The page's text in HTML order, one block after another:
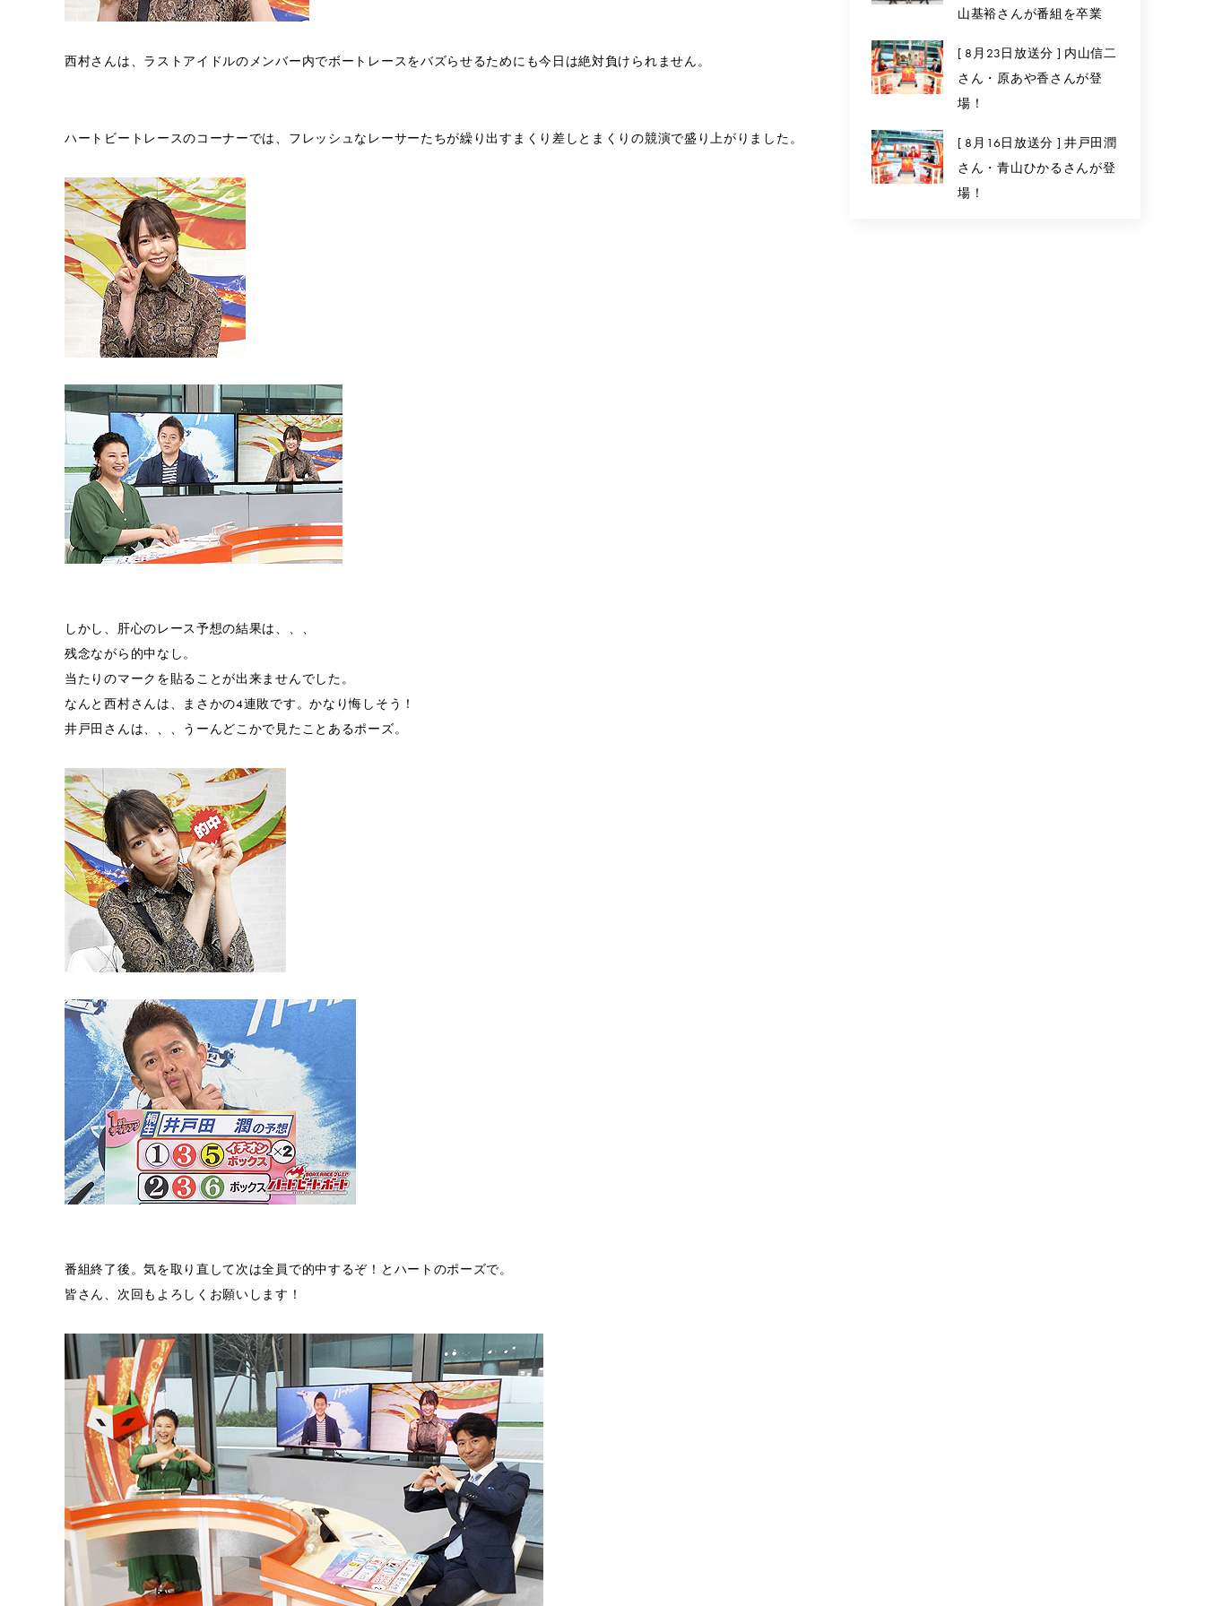
西村さんは、ラストアイドルのメンバー内でボートレースをバズらせるためにも今日は絶対負けられません。
ハートビートレースのコーナーでは、フレッシュなレーサーたちが繰り出すまくり差しとまくりの競演で盛り上がりました。
しかし、肝心のレース予想の結果は、、、
残念ながら的中なし。
当たりのマークを貼ることが出来ませんでした。
なんと西村さんは、まさかの4連敗です。かなり悔しそう！
井戸田さんは、、、うーんどこかで見たことあるポーズ。
番組終了後。気を取り直して次は全員で的中するぞ！とハートのポーズで。
皆さん、次回もよろしくお願いします！
山基裕さんが番組を卒業
[ 8月23日放送分 ] 内山信二
さん・原あや香さんが登
場！
[ 8月16日放送分 ] 井戸田潤
さん・青山ひかるさんが登
場！